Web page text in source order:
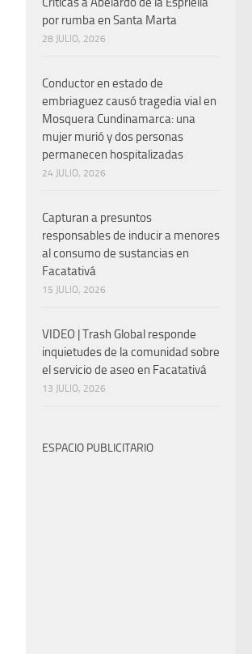
por rumba en Santa Marta
28 JULIO, 2026
Conductor en estado de
embriaguez causó tragedia vial en
Mosquera Cundinamarca: una
mujer murió y dos personas
permanecen hospitalizadas
24 JULIO, 2026
Capturan a presuntos
responsables de inducir a menores
al consumo de sustancias en
Facatativá
15 JULIO, 2026
VIDEO | Trash Global responde
inquietudes de la comunidad sobre
el servicio de aseo en Facatativá
13 JULIO, 2026
ESPACIO PUBLICITARIO